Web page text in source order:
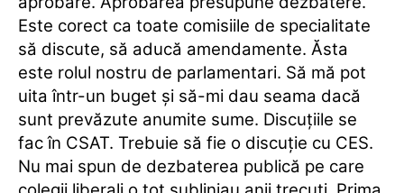
Este corect ca toate comisiile de specialitate
să discute, să aducă amendamente. Ăsta
este rolul nostru de parlamentari. Să mă pot
uita într-un buget şi să-mi dau seama dacă
sunt prevăzute anumite sume. Discuţiile se
fac în CSAT. Trebuie să fie o discuţie cu CES.
Nu mai spun de dezbaterea publică pe care